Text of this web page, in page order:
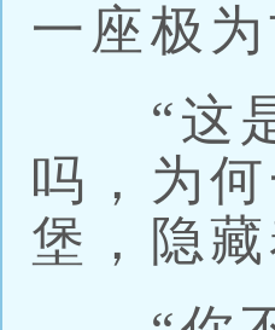
一座极
“这是
吗，为
堡，隐